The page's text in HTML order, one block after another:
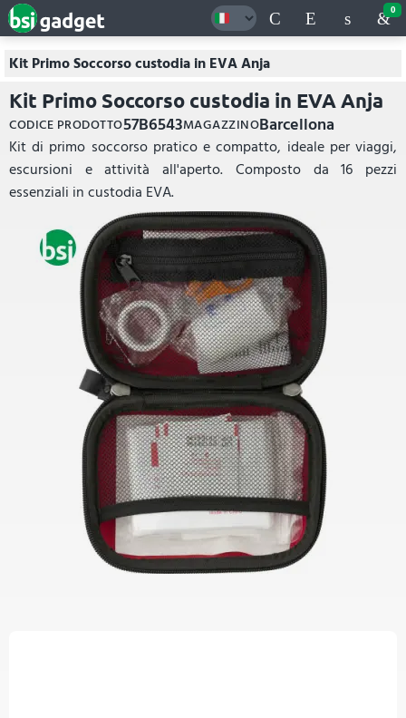
0
Kit Primo Soccorso custodia in EVA Anja
Kit Primo Soccorso custodia in EVA Anja
CODICE PRODOTTO57B6543MAGAZZINOBarcellona
Kit di primo soccorso pratico e compatto, ideale per viaggi,
escursioni e attività all'aperto. Composto da 16 pezzi
essenziali in custodia EVA.